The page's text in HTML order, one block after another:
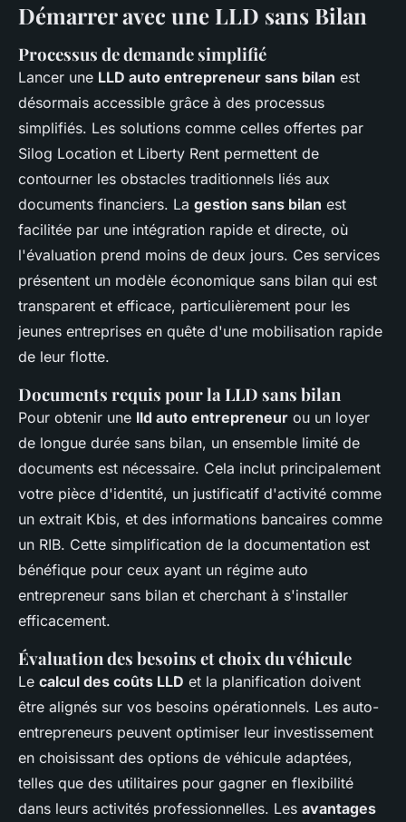
Démarrer avec une LLD sans Bilan
Processus de demande simplifié
Lancer une LLD auto entrepreneur sans bilan est
désormais accessible grâce à des processus
simplifiés. Les solutions comme celles offertes par
Silog Location et Liberty Rent permettent de
contourner les obstacles traditionnels liés aux
documents financiers. La gestion sans bilan est
facilitée par une intégration rapide et directe, où
l'évaluation prend moins de deux jours. Ces services
présentent un modèle économique sans bilan qui est
transparent et efficace, particulièrement pour les
jeunes entreprises en quête d'une mobilisation rapide
de leur flotte.
Documents requis pour la LLD sans bilan
Pour obtenir une lld auto entrepreneur ou un loyer
de longue durée sans bilan, un ensemble limité de
documents est nécessaire. Cela inclut principalement
votre pièce d'identité, un justificatif d'activité comme
un extrait Kbis, et des informations bancaires comme
un RIB. Cette simplification de la documentation est
bénéfique pour ceux ayant un régime auto
entrepreneur sans bilan et cherchant à s'installer
efficacement.
Évaluation des besoins et choix du véhicule
Le calcul des coûts LLD et la planification doivent
être alignés sur vos besoins opérationnels. Les auto-
entrepreneurs peuvent optimiser leur investissement
en choisissant des options de véhicule adaptées,
telles que des utilitaires pour gagner en flexibilité
dans leurs activités professionnelles. Les avantages